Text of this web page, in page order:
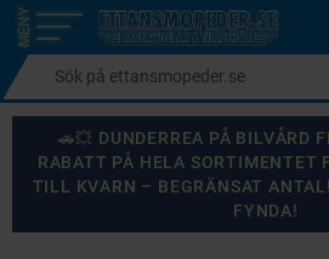
Meny
🚗💥 DUNDERREA PÅ BILVÅRD
RABATT PÅ HELA SORTIMENTET
TILL KVARN – BEGRÄNSAT
FYNDA!